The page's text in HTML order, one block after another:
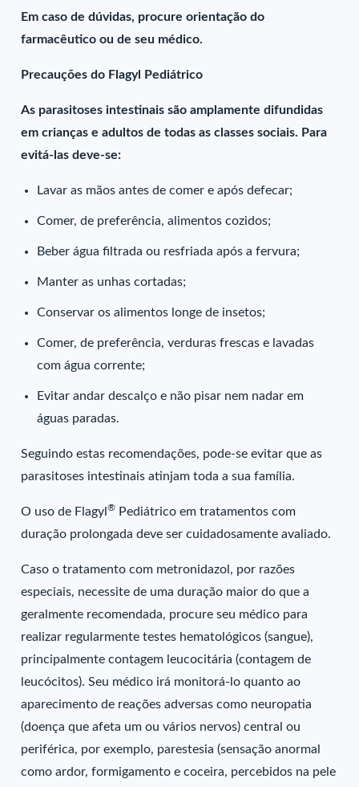
Em caso de dúvidas, procure orientação do
farmacêutico ou de seu médico.
Precauções do Flagyl Pediátrico
As parasitoses intestinais são amplamente difundidas
em crianças e adultos de todas as classes sociais. Para
evitá-las deve-se:
Lavar as mãos antes de comer e após defecar;
Comer, de preferência, alimentos cozidos;
Beber água filtrada ou resfriada após a fervura;
Manter as unhas cortadas;
Conservar os alimentos longe de insetos;
Comer, de preferência, verduras frescas e lavadas
com água corrente;
Evitar andar descalço e não pisar nem nadar em
águas paradas.
Seguindo estas recomendações, pode-se evitar que as
parasitoses intestinais atinjam toda a sua família.
O uso de Flagyl® Pediátrico em tratamentos com
duração prolongada deve ser cuidadosamente avaliado.
Caso o tratamento com metronidazol, por razões
especiais, necessite de uma duração maior do que a
geralmente recomendada, procure seu médico para
realizar regularmente testes hematológicos (sangue),
principalmente contagem leucocitária (contagem de
leucócitos). Seu médico irá monitorá-lo quanto ao
aparecimento de reações adversas como neuropatia
(doença que afeta um ou vários nervos) central ou
periférica, por exemplo, parestesia (sensação anormal
como ardor, formigamento e coceira, percebidos na pele